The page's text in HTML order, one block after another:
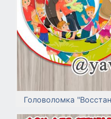
Головоломка